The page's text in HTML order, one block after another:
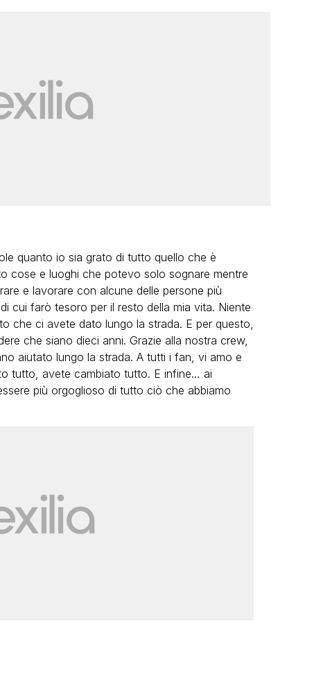
quanto io sia grato di tutto quello che è
cose e luoghi che potevo solo sognare mentre
e lavorare con alcune delle persone più
cui farò tesoro per il resto della mia vita. Niente
che ci avete dato lungo la strada. E per questo,
che siano dieci anni. Grazie alla nostra crew,
aiutato lungo la strada. A tutti i fan, vi amo e
tutto, avete cambiato tutto. E infine… ai
più orgoglioso di tutto ciò che abbiamo